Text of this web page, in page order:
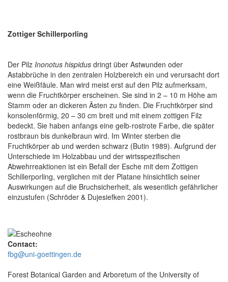
Zottiger Schillerporling
Der Pilz Inonotus hispidus dringt über Astwunden oder
Astabbrüche in den zentralen Holzbereich ein und verursacht dort
eine Weißfäule. Man wird meist erst auf den Pilz aufmerksam,
wenn die Fruchtkörper erscheinen. Sie sind in 2 – 10 m Höhe am
Stamm oder an dickeren Ästen zu finden. Die Fruchtkörper sind
konsolenförmig, 20 – 30 cm breit und mit einem zottigen Filz
bedeckt. Sie haben anfangs eine gelb-rostrote Farbe, die später
rostbraun bis dunkelbraun wird. Im Winter sterben die
Fruchtkörper ab und werden schwarz (Butin 1989). Aufgrund der
Unterschiede im Holzabbau und der wirtsspezifischen
Abwehrreaktionen ist ein Befall der Esche mit dem Zottigen
Schillerporling, verglichen mit der Platane hinsichtlich seiner
Auswirkungen auf die Bruchsicherheit, als wesentlich gefährlicher
einzustufen (Schröder & Dujesiefken 2001).
Contact:
fbg@uni-goettingen.de
Forest Botanical Garden and Arboretum of the University of